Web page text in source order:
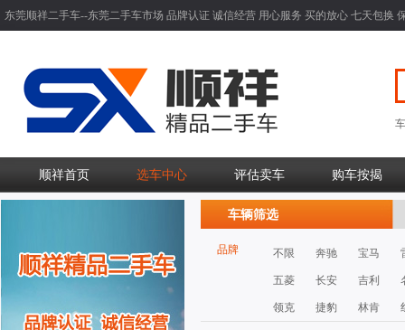
东莞顺祥二手车--东莞二手车市场 品牌认证 诚信经营 用心服务 买的放心 七天包换
顺祥首页 选车中心 评估卖车 购车按揭
车辆筛选
品牌 不限 奔驰 宝马
五菱 长安 吉利
领克 捷豹 林肯